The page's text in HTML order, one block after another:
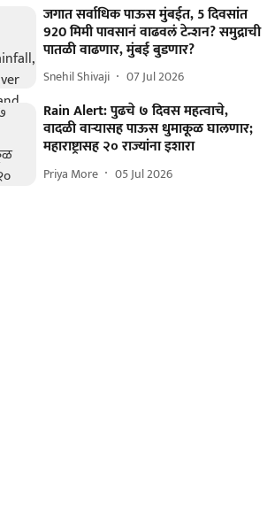
जगात सर्वाधिक पाऊस मुंबईत, 5 दिवसांत
920 मिमी पावसानं वाढवलं टेन्शन? समुद्राची
पातळी वाढणार, मुंबई बुडणार?
Snehil Shivaji 07 Jul 2026
Rain Alert: पुढचे ७ दिवस महत्वाचे,
वादळी वाऱ्यासह पाऊस धुमाकूळ घालणार;
महाराष्ट्रासह २० राज्यांना इशारा
Priya More 05 Jul 2026